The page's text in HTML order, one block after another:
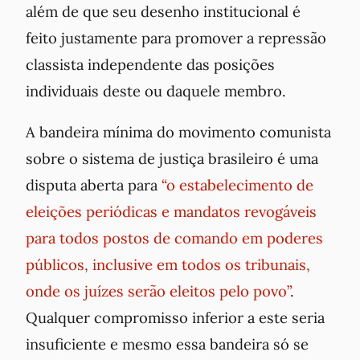
além de que seu desenho institucional é
feito justamente para promover a repressão
classista independente das posições
individuais deste ou daquele membro.
A bandeira mínima do movimento comunista
sobre o sistema de justiça brasileiro é uma
disputa aberta para “o estabelecimento de
eleições periódicas e mandatos revogáveis
para todos postos de comando em poderes
públicos, inclusive em todos os tribunais,
onde os juízes serão eleitos pelo povo”.
Qualquer compromisso inferior a este seria
insuficiente e mesmo essa bandeira só se